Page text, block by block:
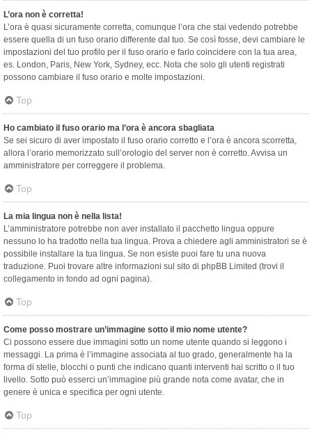
L’ora non è corretta!
L’ora è quasi sicuramente corretta, comunque l’ora che stai vedendo potrebbe
essere quella di un fuso orario differente dal tuo. Se così fosse, devi cambiare le
impostazioni del tuo profilo per il fuso orario e farlo coincidere con la tua area,
es. London, Paris, New York, Sydney, ecc. Nota che solo gli utenti registrati
possono cambiare il fuso orario e molte impostazioni.
Top
Ho cambiato il fuso orario ma l’ora è ancora sbagliata
Se sei sicuro di aver impostato il fuso orario corretto e l’ora è ancora scorretta,
allora l’orario memorizzato sull’orologio del server non è corretto. Avvisa un
amministratore per correggere il problema.
Top
La mia lingua non è nella lista!
L’amministratore potrebbe non aver installato il pacchetto lingua oppure
nessuno lo ha tradotto nella tua lingua. Prova a chiedere agli amministratori se è
possibile installare la tua lingua. Se non esiste puoi fare tu una nuova
traduzione. Puoi trovare altre informazioni sul sito di phpBB Limited (trovi il
collegamento in fondo ad ogni pagina).
Top
Come posso mostrare un’immagine sotto il mio nome utente?
Ci possono essere due immagini sotto un nome utente quando si leggono i
messaggi. La prima è l’immagine associata al tuo grado, generalmente ha la
forma di stelle, blocchi o punti che indicano quanti interventi hai scritto o il tuo
livello. Sotto può esserci un’immagine più grande nota come avatar, che in
genere è unica e specifica per ogni utente.
Top